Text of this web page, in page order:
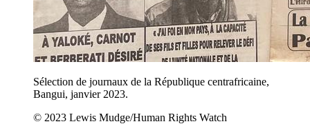
Sélection de journaux de la République centrafricaine,
Bangui, janvier 2023.
© 2023 Lewis Mudge/Human Rights Watch